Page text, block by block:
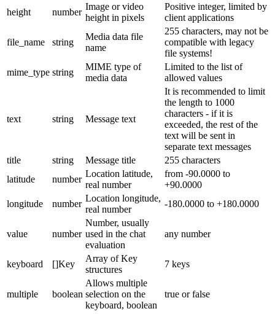
height
number
Image or video
height in pixels
Positive integer, limited by
client applications
file_name string
Media data file
name
255 characters, may not be
compatible with legacy
file systems!
mime_type string
MIME type of
media data
Limited to the list of
allowed values
text string Message text
It is recommended to limit
the length to 1000
characters - if it is
exceeded, the rest of the
text will be sent in
separate text messages
title
string Message title
255 characters
latitude
number
Location latitude,
real number
from -90.0000 to
+90.0000
longitude
number
Location longitude,
real number
-180.0000 to +180.0000
value number
Number, usually
used in the chat
evaluation
any number
keyboard []Key
Array of Key
structures
7 keys
multiple boolean
Allows multiple
selection on the
keyboard, boolean
true or false